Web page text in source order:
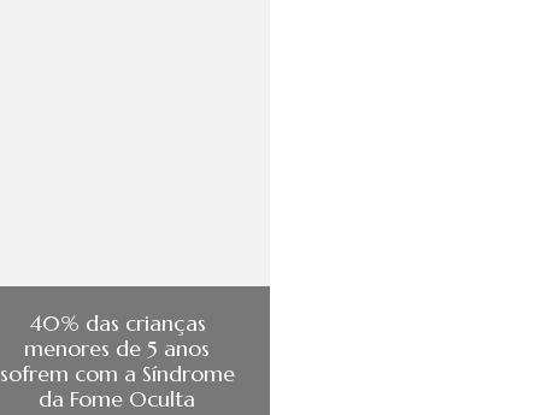
40% das crianças
menores de 5 anos
sofrem com a Síndrome
da Fome Oculta